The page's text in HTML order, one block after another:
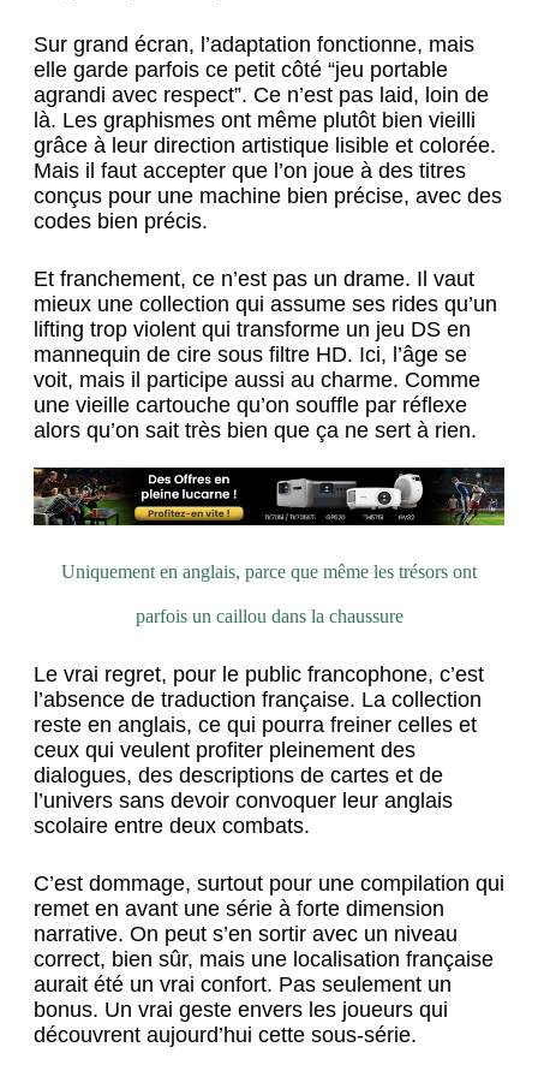
Sur grand écran, l’adaptation fonctionne, mais
elle garde parfois ce petit côté “jeu portable
agrandi avec respect”. Ce n’est pas laid, loin de
là. Les graphismes ont même plutôt bien vieilli
grâce à leur direction artistique lisible et colorée.
Mais il faut accepter que l’on joue à des titres
conçus pour une machine bien précise, avec des
codes bien précis.
Et franchement, ce n’est pas un drame. Il vaut
mieux une collection qui assume ses rides qu’un
lifting trop violent qui transforme un jeu DS en
mannequin de cire sous filtre HD. Ici, l’âge se
voit, mais il participe aussi au charme. Comme
une vieille cartouche qu’on souffle par réflexe
alors qu’on sait très bien que ça ne sert à rien.
Uniquement en anglais, parce que même les trésors ont
parfois un caillou dans la chaussure
Le vrai regret, pour le public francophone, c’est
l’absence de traduction française. La collection
reste en anglais, ce qui pourra freiner celles et
ceux qui veulent profiter pleinement des
dialogues, des descriptions de cartes et de
l’univers sans devoir convoquer leur anglais
scolaire entre deux combats.
C’est dommage, surtout pour une compilation qui
remet en avant une série à forte dimension
narrative. On peut s’en sortir avec un niveau
correct, bien sûr, mais une localisation française
aurait été un vrai confort. Pas seulement un
bonus. Un vrai geste envers les joueurs qui
découvrent aujourd’hui cette sous-série.